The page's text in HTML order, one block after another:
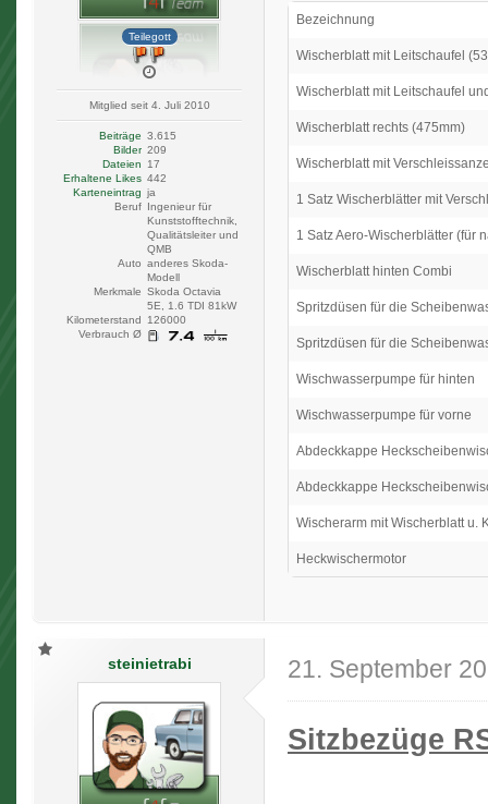
Teilegott
Mitglied seit 4. Juli 2010
Beiträge 3.615
Bilder 209
Dateien
17
Erhaltene Likes 442
Karteneintrag ja
Beruf Ingenieur für
Kunststofftechnik,
Qualitätsleiter und
QMB
Auto anderes Skoda-
Modell
Merkmale Skoda Octavia
5E, 1.6 TDI 81kW
Kilometerstand
126000
Verbrauch Ø
Bezeichnung
Wischerblatt mit Leitschaufel
Wischerblatt mit Leitschaufel
Wischerblatt rechts (475mm)
Wischerblatt mit
1 Satz Wischerblätter mit
1 Satz Aero-Wischerblätter (für
Wischerblatt hinten Combi
Spritzdüsen für die
Spritzdüsen für die
Wischwasserpumpe für hinten
Wischwasserpumpe für vorne
Abdeckkappe
Abdeckkappe
Wischerarm mit Wischerblatt u.
Heckwischermotor
steinietrabi 21. September
Sitzbezüge